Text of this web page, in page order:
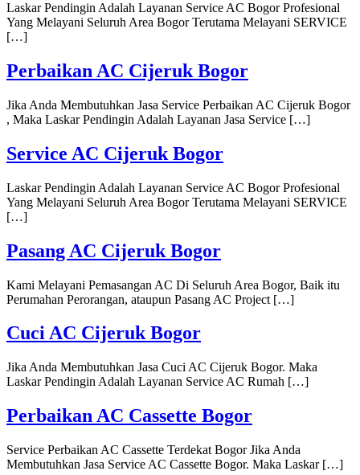
Laskar Pendingin Adalah Layanan Service AC Bogor Profesional
Yang Melayani Seluruh Area Bogor Terutama Melayani SERVICE
[…]
Perbaikan AC Cijeruk Bogor
Jika Anda Membutuhkan Jasa Service Perbaikan AC Cijeruk Bogor
, Maka Laskar Pendingin Adalah Layanan Jasa Service […]
Service AC Cijeruk Bogor
Laskar Pendingin Adalah Layanan Service AC Bogor Profesional
Yang Melayani Seluruh Area Bogor Terutama Melayani SERVICE
[…]
Pasang AC Cijeruk Bogor
Kami Melayani Pemasangan AC Di Seluruh Area Bogor, Baik itu
Perumahan Perorangan, ataupun Pasang AC Project […]
Cuci AC Cijeruk Bogor
Jika Anda Membutuhkan Jasa Cuci AC Cijeruk Bogor. Maka
Laskar Pendingin Adalah Layanan Service AC Rumah […]
Perbaikan AC Cassette Bogor
Service Perbaikan AC Cassette Terdekat Bogor Jika Anda
Membutuhkan Jasa Service AC Cassette Bogor. Maka Laskar […]